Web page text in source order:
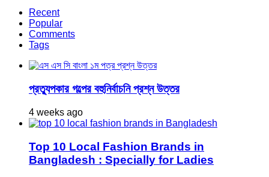
Recent
Popular
Comments
Tags
প্রত্যুপকার গল্পের বহুনির্বাচনি প্রশ্ন উত্তর
4 weeks ago
Top 10 Local Fashion Brands in
Bangladesh : Specially for Ladies